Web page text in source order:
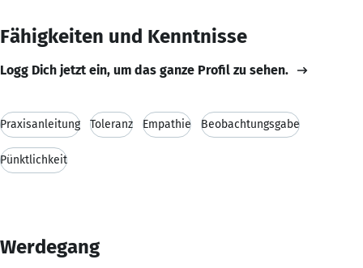
Fähigkeiten und Kenntnisse
Logg Dich jetzt ein, um das ganze Profil zu sehen.
Praxisanleitung Toleranz Empathie Beobachtungsgabe
Pünktlichkeit
Werdegang